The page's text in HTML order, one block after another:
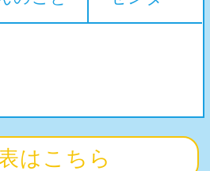
はこちら